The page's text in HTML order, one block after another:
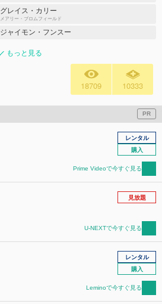
グレイス・カリー
メアリー・ブロムフィールド
ジャイモン・フンスー
もっと見る
18709 10333
PR
レンタル
購入
Prime Videoで今すぐ見る
見放題
U-NEXTで今すぐ見る
レンタル
購入
Leminoで今すぐ見る